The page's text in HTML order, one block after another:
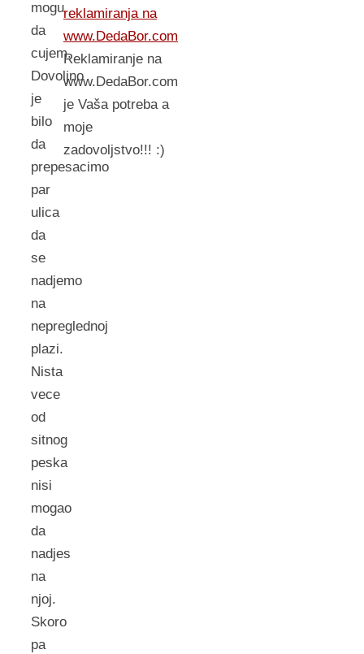
mogu
da
cujem.
Dovoljno
je
bilo
da
prepesacimo
par
ulica
da
se
nadjemo
na
nepreglednoj
plazi.
Nista
vece
od
sitnog
peska
nisi
mogao
da
nadjes
na
njoj.
Skoro
pa
reklamiranja na
www.DedaBor.com
Reklamiranje na
www.DedaBor.com
je Vaša potreba a
moje
zadovoljstvo!!! :)